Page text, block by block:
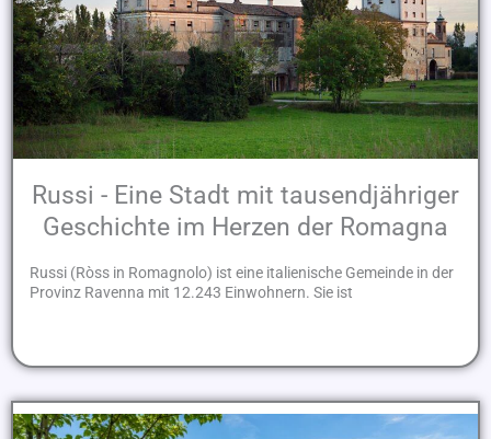
Russi - Eine Stadt mit tausendjähriger
Geschichte im Herzen der Romagna
Russi (Ròss in Romagnolo) ist eine italienische Gemeinde in der
Provinz Ravenna mit 12.243 Einwohnern. Sie ist